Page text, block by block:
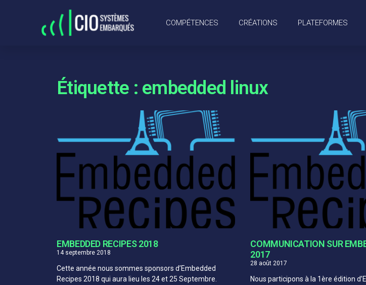
COMPÉTENCES CRÉATIONS PLATEFORMES
Étiquette : embedded linux
EMBEDDED RECIPES 2018
14 septembre 2018
Cette année nous sommes sponsors d’Embedded
Recipes 2018 qui aura lieu les 24 et 25 Septembre.
COMMUNICATION SUR
2017
28 août 2017
Nous participons à la 1ère édition